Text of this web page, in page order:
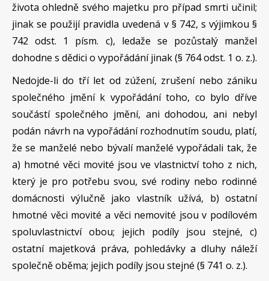
života ohledně svého majetku pro případ smrti učinil;
jinak se použijí pravidla uvedená v § 742, s výjimkou §
742 odst. 1 písm. c), ledaže se pozůstalý manžel
dohodne s dědici o vypořádání jinak (§ 764 odst. 1 o. z.).
Nedojde-li do tří let od zúžení, zrušení nebo zániku
společného jmění k vypořádání toho, co bylo dříve
součástí společného jmění, ani dohodou, ani nebyl
podán návrh na vypořádání rozhodnutím soudu, platí,
že se manželé nebo bývalí manželé vypořádali tak, že
a) hmotné věci movité jsou ve vlastnictví toho z nich,
který je pro potřebu svou, své rodiny nebo rodinné
domácnosti výlučně jako vlastník užívá, b) ostatní
hmotné věci movité a věci nemovité jsou v podílovém
spoluvlastnictví obou; jejich podíly jsou stejné, c)
ostatní majetková práva, pohledávky a dluhy náleží
společně oběma; jejich podíly jsou stejné (§ 741 o. z.).